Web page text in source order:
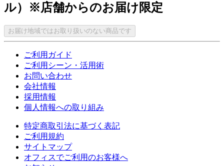
ル）※店舗からのお届け限定
お届け地域ではお取り扱いのない商品です
ご利用ガイド
ご利用シーン・活用術
お問い合わせ
会社情報
採用情報
個人情報への取り組み
特定商取引法に基づく表記
ご利用規約
サイトマップ
オフィスでご利用のお客様へ